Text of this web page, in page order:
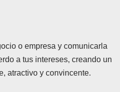
o empresa y comunicarla
a tus intereses, creando un
atractivo y convincente.